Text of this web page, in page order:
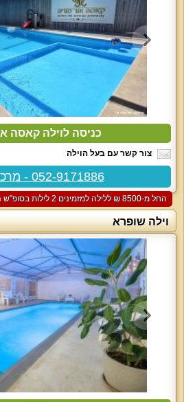
כניסה לוילה קאסה
צור קשר עם בעל הוילה
052-9171886 - מרכז הזמנות
החל מ-‏8500 ₪ ללילה למזמינים 2 לילות בסופ"ש הקרוב
וילה שופרא